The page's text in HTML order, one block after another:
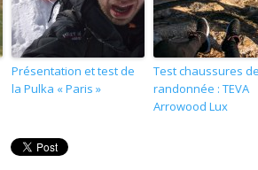
Présentation et test de
la Pulka « Paris »
Test chaussures de
randonnée : TEVA
Arrowood Lux